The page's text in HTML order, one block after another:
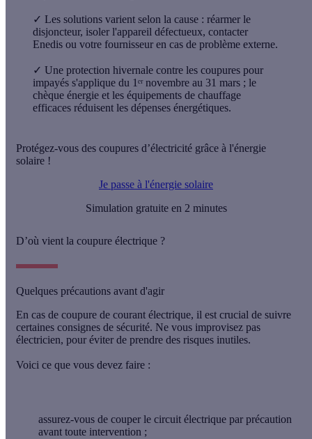
✓ Les solutions varient selon la cause : réarmer le
disjoncteur, isoler l'appareil défectueux, contacter
Enedis ou votre fournisseur en cas de problème externe.
✓ Une protection hivernale contre les coupures pour
impayés s'applique du 1ᵉʳ novembre au 31 mars ; le
chèque énergie et les équipements de chauffage
efficaces réduisent les dépenses énergétiques.
Protégez-vous des coupures d’électricité grâce à l'énergie
solaire !
Je passe à l'énergie solaire
Simulation gratuite en 2 minutes
D’où vient la coupure électrique ?
Quelques précautions avant d'agir
En cas de coupure de courant électrique, il est crucial de suivre
certaines consignes de sécurité. Ne vous improvisez pas
électricien, pour éviter de prendre des risques inutiles.
Voici ce que vous devez faire :
assurez-vous de couper le circuit électrique par précaution
avant toute intervention ;